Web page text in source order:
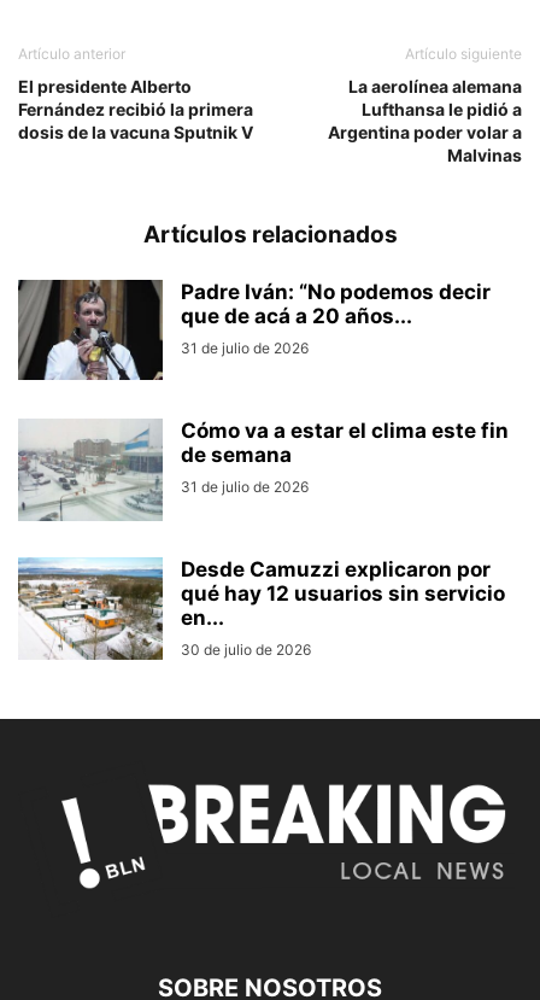
Artículo anterior
El presidente Alberto
Fernández recibió la primera
dosis de la vacuna Sputnik V
Artículo siguiente
La aerolínea alemana
Lufthansa le pidió a
Argentina poder volar a
Malvinas
Artículos relacionados
Padre Iván: “No podemos decir
que de acá a 20 años...
31 de julio de 2026
Cómo va a estar el clima este fin
de semana
31 de julio de 2026
Desde Camuzzi explicaron por
qué hay 12 usuarios sin servicio
en...
30 de julio de 2026
SOBRE NOSOTROS